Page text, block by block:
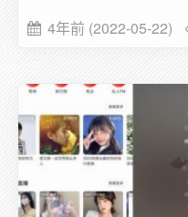
4年前 (2022-05-22)